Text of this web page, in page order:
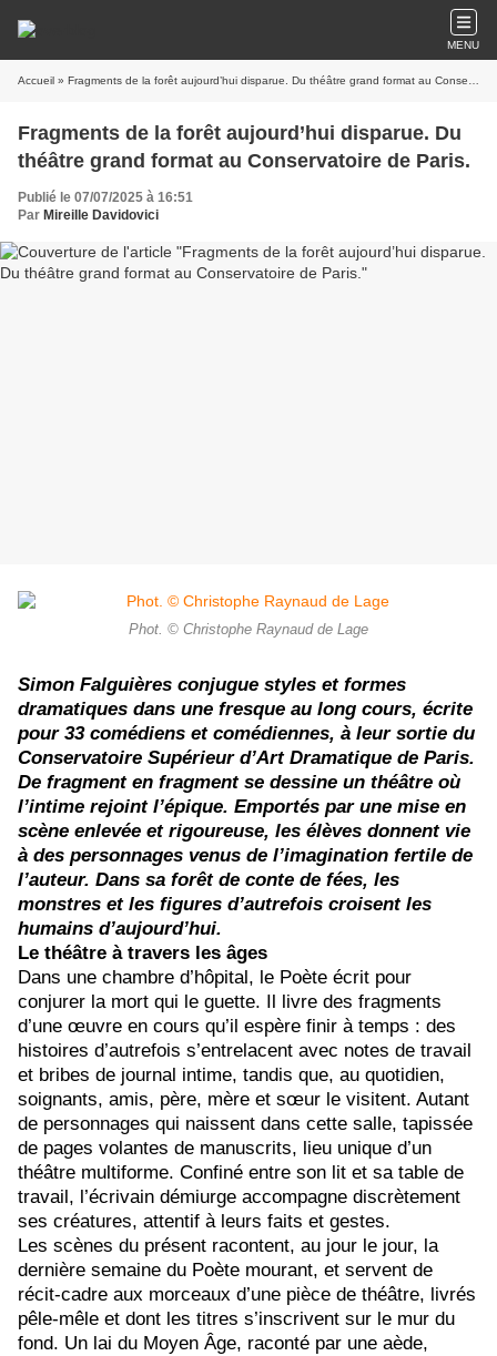
MENU
Accueil » Fragments de la forêt aujourd’hui disparue. Du théâtre grand format au Conservatoire de Paris.
Fragments de la forêt aujourd’hui disparue. Du
théâtre grand format au Conservatoire de Paris.
Publié le 07/07/2025 à 16:51
Par Mireille Davidovici
Phot. © Christophe Raynaud de Lage
Simon Falguières conjugue styles et formes
dramatiques dans une fresque au long cours, écrite
pour 33 comédiens et comédiennes, à leur sortie du
Conservatoire Supérieur d’Art Dramatique de Paris.
De fragment en fragment se dessine un théâtre où
l’intime rejoint l’épique. Emportés par une mise en
scène enlevée et rigoureuse, les élèves donnent vie
à des personnages venus de l’imagination fertile de
l’auteur. Dans sa forêt de conte de fées, les
monstres et les figures d’autrefois croisent les
humains d’aujourd’hui.
Le théâtre à travers les âges
Dans une chambre d’hôpital, le Poète écrit pour
conjurer la mort qui le guette. Il livre des fragments
d’une œuvre en cours qu’il espère finir à temps : des
histoires d’autrefois s’entrelacent avec notes de travail
et bribes de journal intime, tandis que, au quotidien,
soignants, amis, père, mère et sœur le visitent. Autant
de personnages qui naissent dans cette salle, tapissée
de pages volantes de manuscrits, lieu unique d’un
théâtre multiforme. Confiné entre son lit et sa table de
travail, l’écrivain démiurge accompagne discrètement
ses créatures, attentif à leurs faits et gestes.
Les scènes du présent racontent, au jour le jour, la
dernière semaine du Poète mourant, et servent de
récit-cadre aux morceaux d’une pièce de théâtre, livrés
pêle-mêle et dont les titres s’inscrivent sur le mur du
fond. Un lai du Moyen Âge, raconté par une aède,